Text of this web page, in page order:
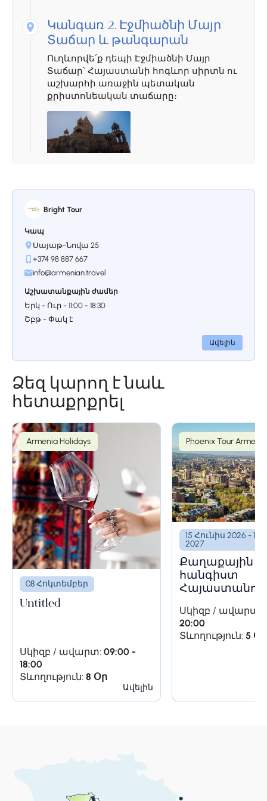
Կանգառ 2. Էջմիածնի Մայր
Տաճար և թանգարան
Ուղևորվե՛ք դեպի Էջմիածնի Մայր
Տաճար՝ Հայաստանի հոգևոր սիրտն ու
աշխարհի առաջին պետական
քրիստոնեական տաճարը։
Կանգառ 3.Զվարթնոց մայր
տաճար
ՅՈՒՆԵՍԿՕ-ի այս ժառանգությունը
հայտնի է իր յուրօրինակ
ճարտարապետությամբ ու
խորհրդավոր գեղեցկությամբ։
Օր 2
Կանգառ 1.
Խոր Վիրապի
վանք
Այս երթուղին ձեզ կհասցնի Խոր
Վիրապի վանական համալիր, որը
Հայաստանի ամենանշանավոր
սրբավայրերից է և որտեղից բացվում է
հիասքանչ տեսարան դեպի բիբլիական
Արարատ լեռը։
հնագիտական քարանձավ
Շարունակե՛ք ճանապարհը դեպի
համաշխարհային նշանակության
հնագիտական բացահայտումներ։
Վայոց ձորի մարզում գտնվող այս
5,5 հազար տարեկան)։ Իսկ արդեն 2011
Bright Tour
Կապ
Սայաթ-Նովա 25
+374 98 887 667
info@armenian.travel
Աշխատանքային ժամեր
Երկ - Ուր - 11:00 - 18:30
Շբթ - Փակ է
Ավելին
Ձեզ կարող է նաև
հետաքրքրել
Armenia Holidays
08 Հոկտեմբեր
Untitled
Սկիզբ / ավարտ: 09:00 -
18:00
Տևողություն: 8 Օր
Ավելին
Phoenix Tour Armenia
15 Հունիս 2026 - 15
2027
Քաղաքային
հանգիստ
և Սևանա
Սկիզբ / ավարտ:
20:00
Տևողություն: 5 Օր